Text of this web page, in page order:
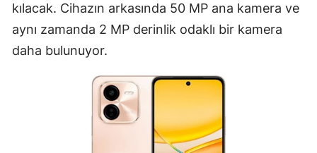
kılacak. Cihazın arkasında 50 MP ana kamera ve
aynı zamanda 2 MP derinlik odaklı bir kamera
daha bulunuyor.